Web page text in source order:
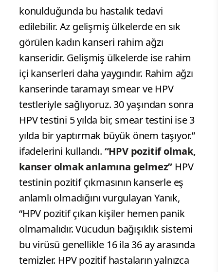
edilebilir”Rahim ağzı kanserinin erken
evrede tespit edilmesinin tedavi
başarısını tamamen etkilediğini
vurgulayan Prof. Dr. Ali Yanık, “Kadın
kanserlerinin en önemli özelliklerinden
biri, rahim ağzı kanserlerinde erken
tanının mümkün olmasıdır. Erken tanı
konulduğunda bu hastalık tedavi
edilebilir. Az gelişmiş ülkelerde en sık
görülen kadın kanseri rahim ağzı
kanseridir. Gelişmiş ülkelerde ise rahim
içi kanserleri daha yaygındır. Rahim ağzı
kanserinde taramayı smear ve HPV
testleriyle sağlıyoruz. 30 yaşından sonra
HPV testini 5 yılda bir, smear testini ise 3
yılda bir yaptırmak büyük önem taşıyor.”
ifadelerini kullandı.“HPV pozitif olmak,